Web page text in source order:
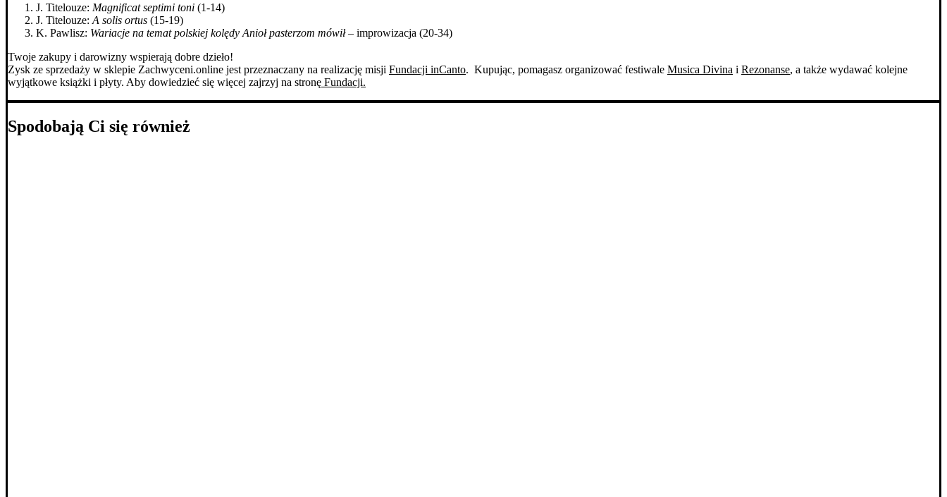
J. Titelouze: Magnificat septimi toni (1-14)
J. Titelouze: A solis ortus (15-19)
K. Pawlisz: Wariacje na temat polskiej kolędy Anioł pasterzom mówił– improwizacja (20-34)
Twoje zakupy i darowizny wspierają dobre dzieło!
Zysk ze sprzedaży w sklepie Zachwyceni.online jest przeznaczany na realizację misji Fundacji inCanto. Kupując, pomagasz organizować festiwale Musica Divina i Rezonanse, a także wydawać kolejne
wyjątkowe książki i płyty. Aby dowiedzieć się więcej zajrzyj na stronę Fundacji.
Spodobają Ci się również